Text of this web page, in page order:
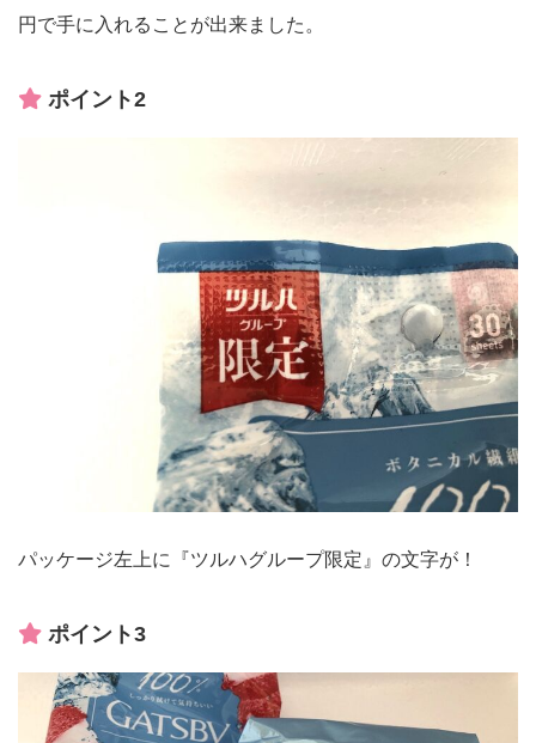
円で手に入れることが出来ました。
ポイント2
パッケージ左上に『ツルハグループ限定』の文字が！
ポイント3